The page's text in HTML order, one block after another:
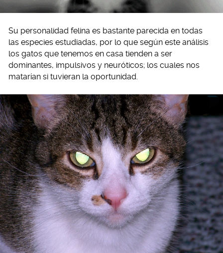
Su personalidad felina es bastante parecida en todas
las especies estudiadas, por lo que según este análisis
los gatos que tenemos en casa tienden a ser
dominantes, impulsivos y neuróticos; los cuales nos
matarían si tuvieran la oportunidad.